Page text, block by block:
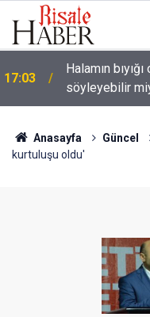
17:03
Halamın
söyleyebilir
16:05
Güneş
görülecek mi?
Anasayfa Güncel
kurtuluşu oldu'